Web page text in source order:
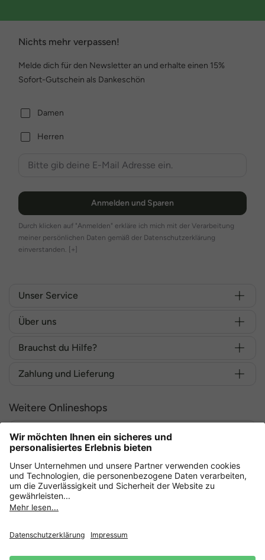
Nichts mehr verpassen!
Melde dich für den Newsletter an und erhalte einen 15%
Sofort-Gutschein als Dankeschön
Damen
Herren
Anmelden und Sparen
Durch klicken auf "Anmelden" erkläre ich mich mit der Verarbeitung
meiner persönlichen Daten gemäß der Datenschutzerklärung
einverstanden. [+]
Unser Service
Über uns
Brauchst du Hilfe?
Zahlung und Lieferung
Weitere Onlineshops
Deutschland
Sicher einkaufen mit